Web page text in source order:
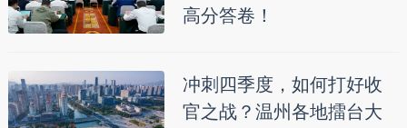
高分答卷！
冲刺四季度，如何打好收
官之战？温州各地擂台大